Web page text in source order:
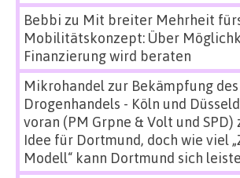
Bebbi zu Mit breiter Mehrheit
Mobilitätskonzept: Über
Finanzierung wird beraten
Mikrohandel zur Bekämpfung
Drogenhandels - Köln und
voran (PM Grpne & Volt und SPD)
Idee für Dortmund, doch wie viel
Modell“ kann Dortmund sich